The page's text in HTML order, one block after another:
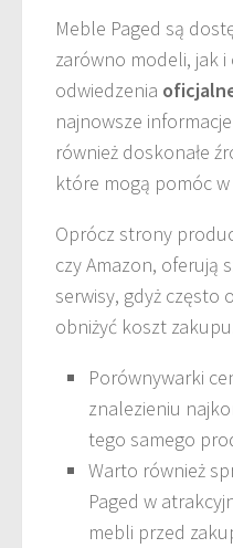
Meble Paged są
zarówno modeli, jak
odwiedzenia
najnowsze
również doskonałe
które mogą pomóc
Oprócz strony
czy Amazon, oferują
serwisy, gdyż często
obniżyć koszt
Porównywarki
znalezieniu
tego samego
Warto również
Paged w
mebli przed